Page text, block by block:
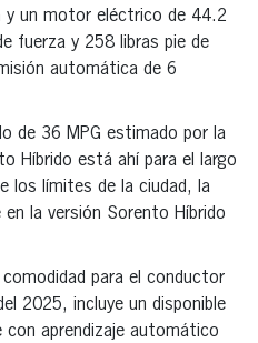
y un motor eléctrico de 44.2
fuerza y 258 libras pie de
automática de 6
de 36 MPG estimado por la
Híbrido está ahí para el largo
los límites de la ciudad, la
la versión Sorento Híbrido
para el conductor
2025, incluye un disponible
aprendizaje automático